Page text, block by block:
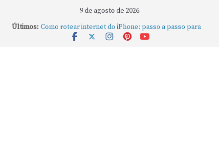
9 de agosto de 2026
Últimos: Como rotear internet do iPhone: passo a passo para
compartilhar a conexão